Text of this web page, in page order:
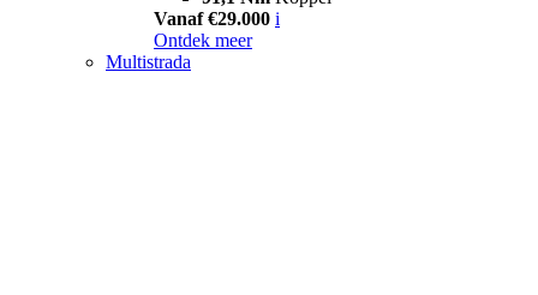
Vanaf €29.000 i
Ontdek meer
Multistrada